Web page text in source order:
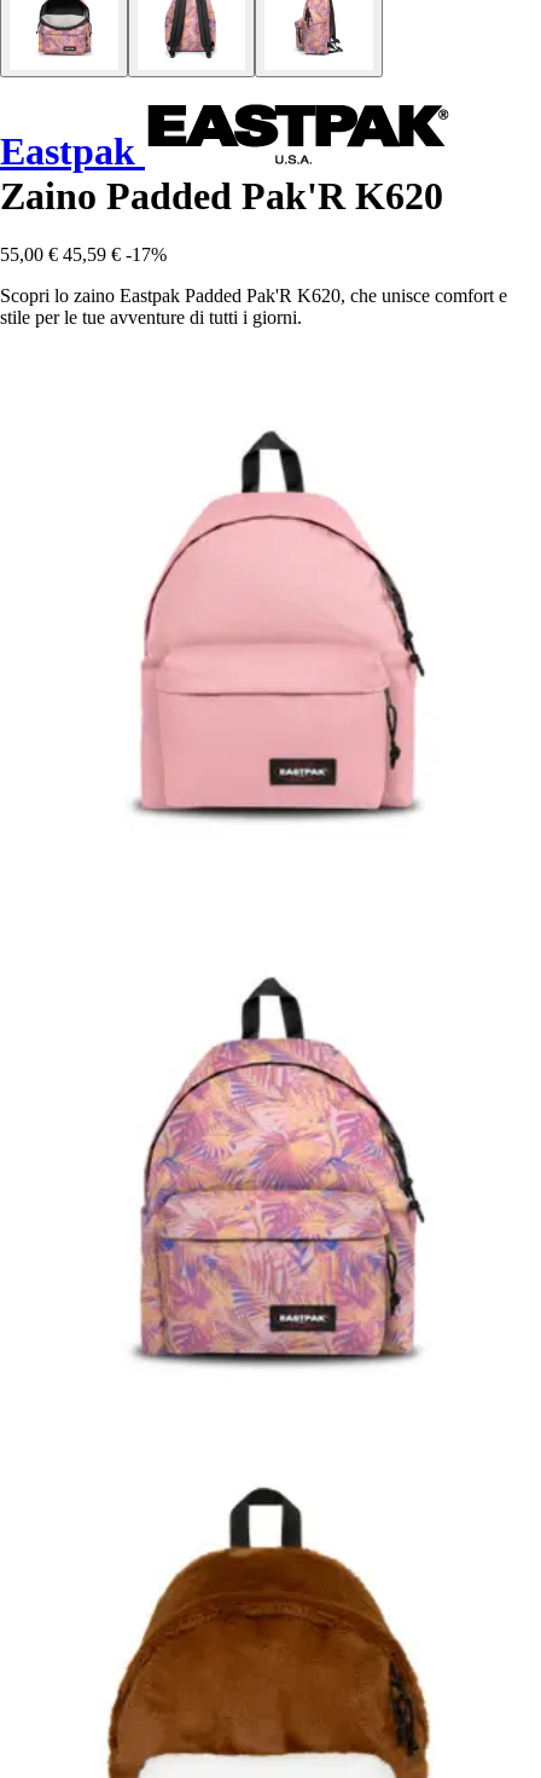
Eastpak
Zaino Padded Pak'R K620
55,00 € 45,59 € -17%
Scopri lo zaino Eastpak Padded Pak'R K620, che unisce comfort e
stile per le tue avventure di tutti i giorni.